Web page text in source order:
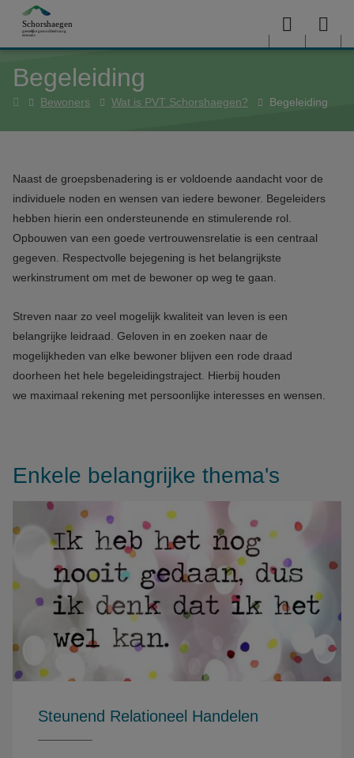
Overslaan en naar de inhoud gaan
Menu
Begeleiding
HomeBewoners Wat is PVT Schorshaegen? Begeleiding
Naast de groepsbenadering is er voldoende aandacht voor de
individuele noden en wensen van iedere bewoner. Begeleiders
hebben hierin een ondersteunende en stimulerende rol.
Opbouwen van een goede vertrouwensrelatie is een centraal
gegeven. Respectvolle bejegening is het belangrijkste
werkinstrument om met de bewoner op weg te gaan.
Streven naar zo veel mogelijk kwaliteit van leven is een
belangrijke leidraad. Geloven in en zoeken naar de
mogelijkheden van elke bewoner blijven een rode draad
doorheen het hele begeleidingstraject. Hierbij houden
we maximaal rekening met persoonlijke interesses en wensen.
Enkele belangrijke thema's
Steunend Relationeel Handelen